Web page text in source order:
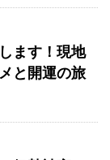
ます！現地
と開運の旅